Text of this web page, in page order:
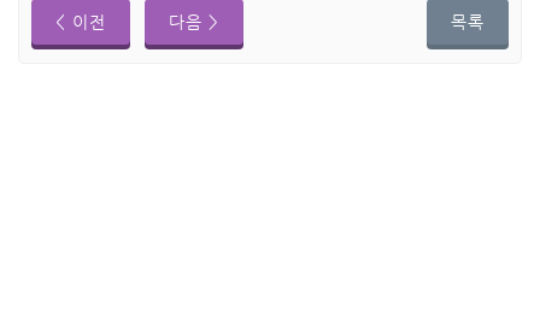
< 이전 다음 > 목록